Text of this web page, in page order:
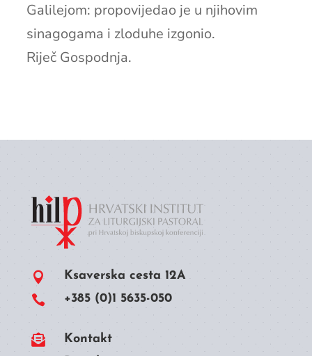
Galilejom: propovijedao je u njihovim
sinagogama i zloduhe izgonio.
Riječ Gospodnja.
 Ksaverska cesta 12A
 +385 (0)1 5635-050
 Kontakt